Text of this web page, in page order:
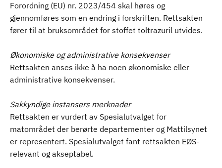
Forordning (EU) nr. 2023/454 skal høres og
gjennomføres som en endring i forskriften. Rettsakten
fører til at bruksområdet for stoffet toltrazuril utvides.
Økonomiske og administrative konsekvenser
Rettsakten anses ikke å ha noen økonomiske eller
administrative konsekvenser.
Sakkyndige instansers merknader
Rettsakten er vurdert av Spesialutvalget for
matområdet der berørte departementer og Mattilsynet
er representert. Spesialutvalget fant rettsakten EØS-
relevant og akseptabel.